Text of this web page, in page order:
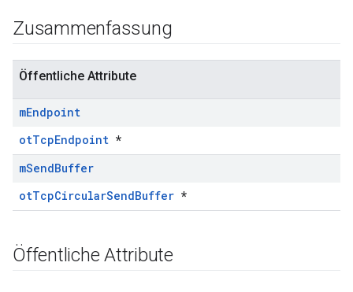
Zusammenfassung
Öffentliche Attribute
mEndpoint
otTcpEndpoint *
mSendBuffer
otTcpCircularSendBuffer *
Öffentliche Attribute